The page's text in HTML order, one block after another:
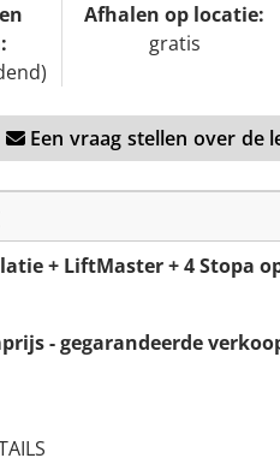
Afhalen op locatie:
gratis
Een vraag stellen over de
+ LiftMaster + 4 Stopa
- gegarandeerde